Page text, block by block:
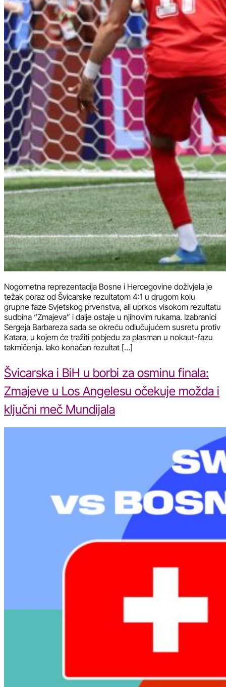
Nogometna reprezentacija Bosne i Hercegovine doživjela je
težak poraz od Švicarske rezultatom 4:1 u drugom kolu
grupne faze Svjetskog prvenstva, ali uprkos visokom rezultatu
sudbina “Zmajeva” i dalje ostaje u njihovim rukama. Izabranici
Sergeja Barbareza sada se okreću odlučujućem susretu protiv
Katara, u kojem će tražiti pobjedu za plasman u nokaut-fazu
takmičenja. Iako konačan rezultat […]
Švicarska i BiH u borbi za osminu finala:
Zmajeve u Los Angelesu očekuje možda i
ključni meč Mundijala